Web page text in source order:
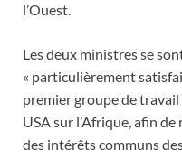
l’Ouest.
Les deux ministres se
« particulièrement
premier groupe de
USA sur l’Afrique, afin
des intérêts communs